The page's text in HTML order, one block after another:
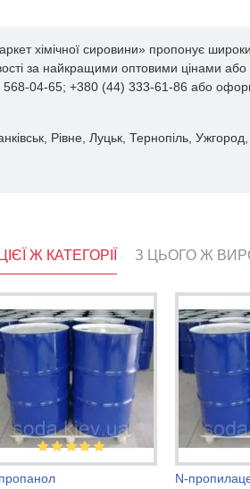
хімічної сировини» пропонує
за найкращими оптовими цінами або
04-65; +380 (44) 333-61-86 або
Рівне, Луцьк, Тернопіль,
Ж КАТЕГОРІЇ З ЦЬОГО Ж
N-